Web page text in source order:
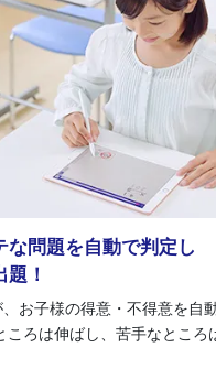
な問題を自動で判定し
！
、お子様の得意・不得意を自
ころは伸ばし、苦手なところ